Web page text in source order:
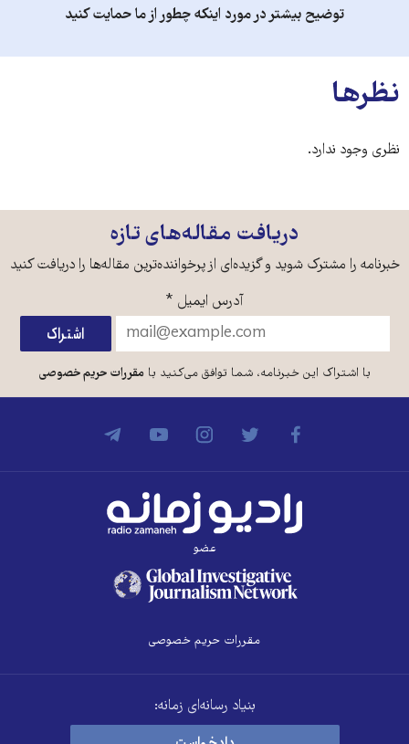
توضیح بیشتر در مورد اینکه چطور از ما حمایت کنید
نظرها
نظری وجود ندارد.
دریافت مقاله‌های تازه
خبرنامه را مشترک شوید و گزیده‌ای از پرخواننده‌ترین مقاله‌ها را دریافت کنید
آدرس ایمیل *
با اشتراک این خبرنامه، شما توافق می‌کنید بامقررات حریم خصوصی
عضو
مقررات حریم خصوصی
بنیاد رسانه‌ای زمانه: